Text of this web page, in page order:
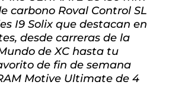
carbono Roval Control SL
I9 Solix que destacan en
desde carreras de la
de XC hasta tu
de fin de semana
Motive Ultimate de 4